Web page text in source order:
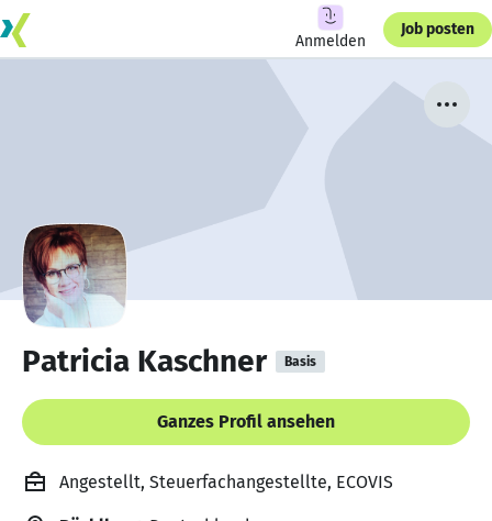
Anmelden
Job posten
Patricia Kaschner Basis
Ganzes Profil ansehen
Angestellt, Steuerfachangestellte, ECOVIS